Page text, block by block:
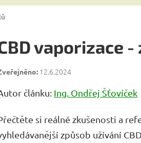
vaporizace
12.6.2024
článku: Ing. Ondřej Šťovíček
si reálné zkušenosti a
způsob užívání